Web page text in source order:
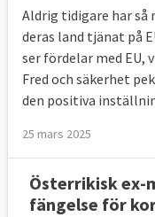
Aldrig tidigare har så
deras land tjänat på
ser fördelar med EU,
Fred och säkerhet
den positiva
25 mars 2025
Österrikisk ex-
fängelse för